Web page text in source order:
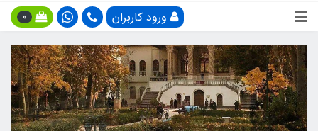
ورود کاربران 0